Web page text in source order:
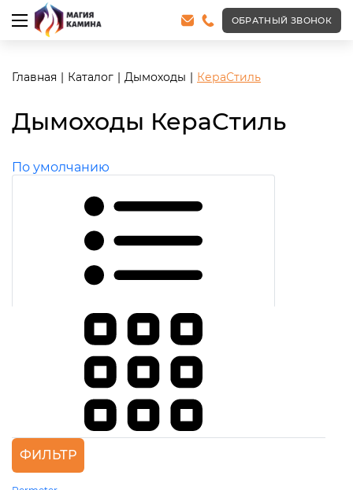
ОБРАТНЫЙ ЗВОНОК
Главная Каталог Дымоходы КераСтиль
Дымоходы КераСтиль
По умолчанию
ФИЛЬТР